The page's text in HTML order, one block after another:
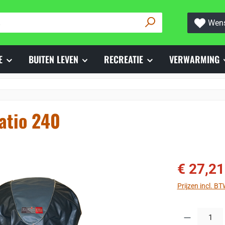
BUITEN LEVEN RECREATIE VERWARMING
240
Verkoopprijs:
€ 27,21
Prijzen incl.